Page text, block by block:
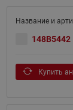
148B5442
Купить